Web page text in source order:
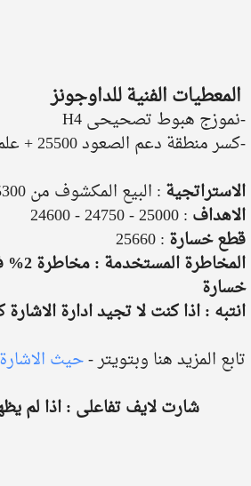
المعطيات الفنية للداوجونز
-نموزج هبوط تصحيحى H4
-كسر منطقة دعم الصعود 25500 + علم هابط فريم 4 ساعات - راجع الشارت
الاستراتجية : البيع المكشوف من 25300 - 25350
الاهداف : 25000 - 24750 - 24600
قطع خسارة : 25660
خسارة
انتبه : اذا كنت لا تجيد ادارة
تابع المزيد هنا وبتويتر - حيث
شارت لايف تفاعلى : اذا لم